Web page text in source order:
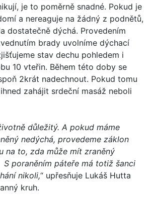
je to poměrně snadné. Pokud je
a nereaguje na žádný z podnětů,
dostatečně dýchá. Provedením
brady uvolníme dýchací
stav dechu pohledem i
10 vteřin. Během této doby se
2krát nadechnout. Pokud tomu
zahájit srdeční masáž neboli
důležitý. A pokud máme
nedýchá, provedeme záklon
na to, zda může mít zraněný
poraněním páteře má totiž šanci
nikoli,“ upřesňuje Lukáš Hutta
kruh.